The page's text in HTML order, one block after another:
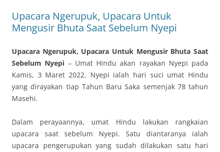
Upacara Ngerupuk, Upacara Untuk
Mengusir Bhuta Saat Sebelum Nyepi
Upacara Ngerupuk, Upacara Untuk Mengusir Bhuta Saat
Sebelum Nyepi – Umat Hindu akan rayakan Nyepi pada
Kamis, 3 Maret 2022. Nyepi ialah hari suci umat Hindu
yang dirayakan tiap Tahun Baru Saka semenjak 78 tahun
Masehi.
Dalam perayaannya, umat Hindu lakukan rangkaian
upacara saat sebelum Nyepi. Satu diantaranya ialah
upacara pengerupukan yang sudah dilakukan satu hari